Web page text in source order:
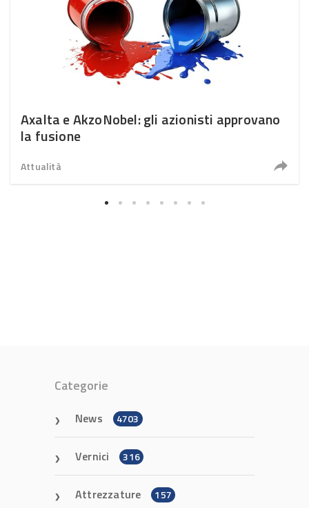
Axalta e AkzoNobel: gli azionisti approvano
la fusione
Attualità
Categorie
News 4703
Vernici 316
Attrezzature 157